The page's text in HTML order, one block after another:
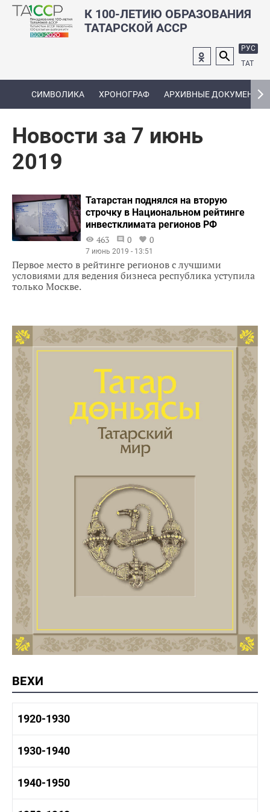
К 100-ЛЕТИЮ ОБРАЗОВАНИЯ
ТАТАРСКОЙ АССР
РУС
ТАТ
СИМВОЛИКА ХРОНОГРАФ АРХИВНЫЕ ДОКУМЕНТЫ
Новости за 7 июнь
2019
Татарстан поднялся на вторую
строчку в Национальном рейтинге
инвестклимата регионов РФ
463
0 0
7 июнь 2019 - 13:51
Первое место в рейтинге регионов с лучшими
условиями для ведения бизнеса республика уступила
только Москве.
ВЕХИ
1920-1930
1920-1930 история
1920-1930 культура
1930-1940
1930-1940 история
1930-1940 культура
1940-1950